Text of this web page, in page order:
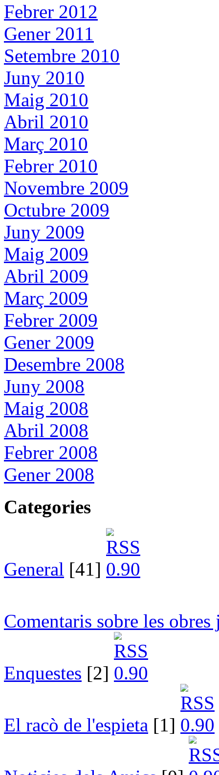
Febrer 2012
Gener 2011
Setembre 2010
Juny 2010
Maig 2010
Abril 2010
Març 2010
Febrer 2010
Novembre 2009
Octubre 2009
Juny 2009
Maig 2009
Abril 2009
Març 2009
Febrer 2009
Gener 2009
Desembre 2008
Juny 2008
Maig 2008
Abril 2008
Febrer 2008
Gener 2008
Categories
General [41]
Comentaris sobre les obres
Enquestes [2]
El racò de l'espieta [1]